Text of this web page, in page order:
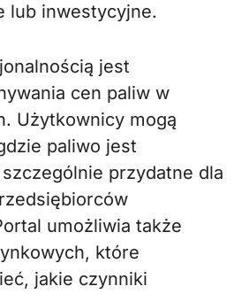
lub inwestycyjne.
jest
cen paliw w
Użytkownicy mogą
paliwo jest
przydatne dla
umożliwia także
które
jakie czynniki